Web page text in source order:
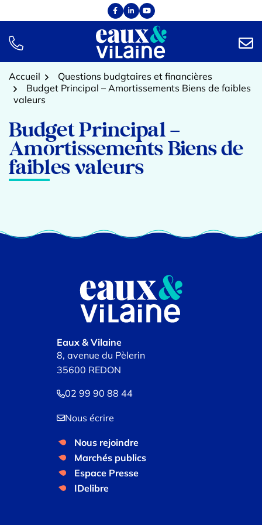
au
contenu
Facebook
(ouverture dans un nouvel onglet)
Linkedin
(ouverture dans un nouvel onglet)
YouTube
(ouverture dans un nouvel onglet)
TÉL.
Accueil
Questions budgtaires et financières
Budget Principal – Amortissements Biens de faibles
valeurs
Budget Principal –
Amortissements Biens de
faibles valeurs
Eaux & Vilaine
8, avenue du Pèlerin
35600 REDON
02 99 90 88 44
Nous écrire
Nous rejoindre
Marchés publics
Espace Presse
IDelibre